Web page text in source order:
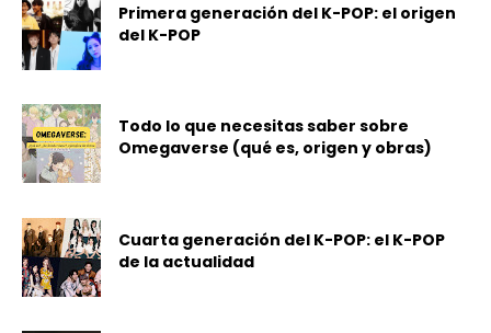
Primera generación del K-POP: el origen
del K-POP
Todo lo que necesitas saber sobre
Omegaverse (qué es, origen y obras)
Cuarta generación del K-POP: el K-POP
de la actualidad